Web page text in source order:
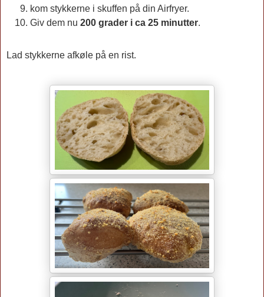
kom stykkerne i skuffen på din Airfryer.
Giv dem nu 200 grader i ca 25 minutter.
Lad stykkerne afkøle på en rist.